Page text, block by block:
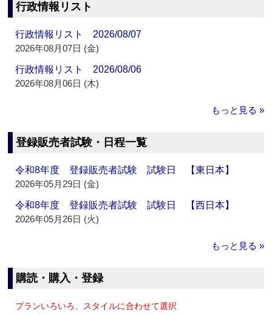
行政情報リスト
行政情報リスト 2026/08/07
2026年08月07日 (金)
行政情報リスト 2026/08/06
2026年08月06日 (木)
もっと見る »
登録販売者試験・日程一覧
令和8年度 登録販売者試験 試験日 【東日本】
2026年05月29日 (金)
令和8年度 登録販売者試験 試験日 【西日本】
2026年05月26日 (火)
もっと見る »
購読・購入・登録
プランいろいろ、スタイルに合わせて選択